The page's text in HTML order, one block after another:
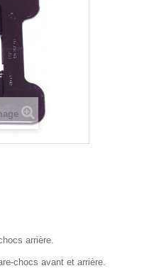
arrière.
chocs avant et arrière.